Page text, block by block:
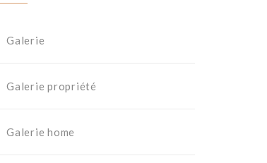
Galerie
Galerie propriété
Galerie home